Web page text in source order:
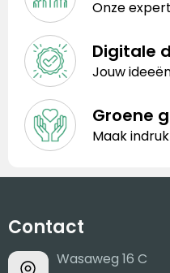
Onze
Digitale
Jouw
Groene
Maak
Contact
Wasaweg 16 C